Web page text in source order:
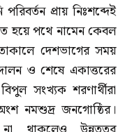
প্রায় নিঃশব্দেই
হয়ে পথে নামেন কেবল
দেশভাগের সময়
ও শেষে একাত্তরের
সংখ্যক শরণার্থীরা
নমশুদ্র জনগোষ্ঠির।